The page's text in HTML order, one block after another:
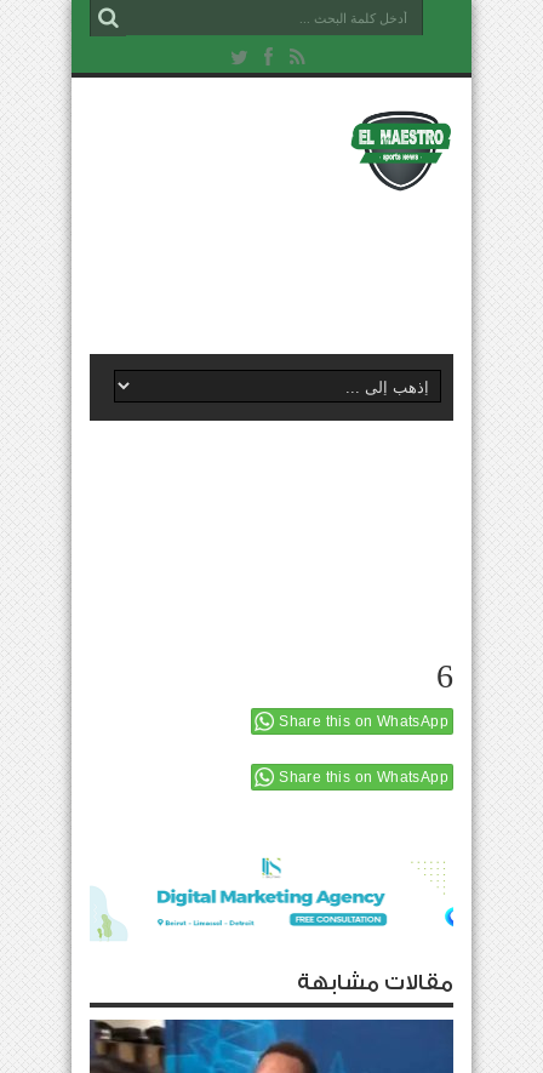
6
Share this on WhatsApp
Share this on WhatsApp
مقالات مشابهة